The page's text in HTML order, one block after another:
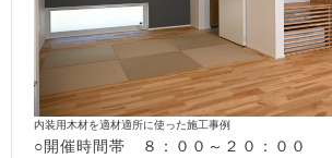
内装用木材を適材適所に使った施工事例
○開催時間帯 ８：００～２０：００